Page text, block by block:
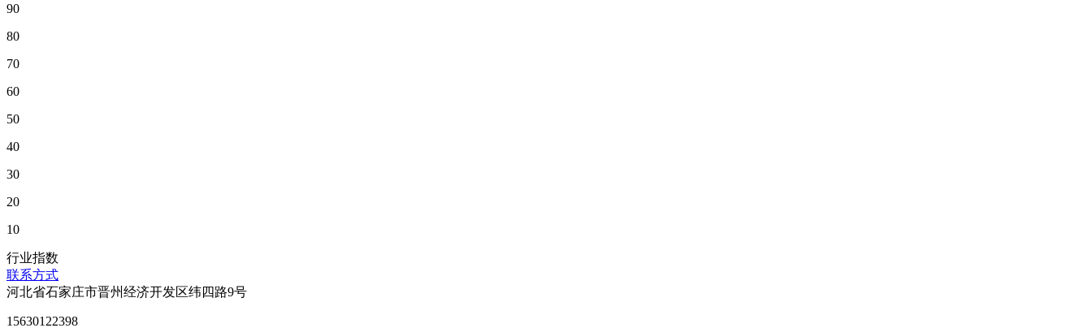
90
80
70
60
50
40
30
20
10
行业指数
联系方式
河北省石家庄市晋州经济开发区纬四路9号
15630122398